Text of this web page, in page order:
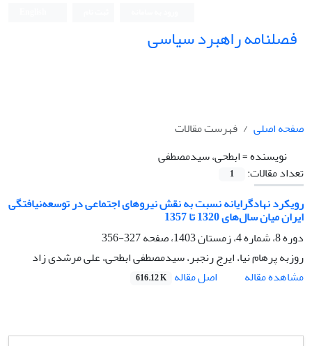
فصلنامه راهبرد سیاسی
صفحه اصلی
فهرست مقالات
نویسنده =ابطحی، سیدمصطفی
تعداد مقالات:
1
رویکرد نهادگرایانه نسبت به نقش نیروهای اجتماعی در توسعه‌نیافتگی
ایران میان سال‌های 1320 تا 1357
دوره 8، شماره 4، زمستان 1403، صفحه
327-356
روزبه پرهام نیا، ایرج رنجبر، سیدمصطفی ابطحی، علی مرشدی زاد
مشاهده مقاله
اصل مقاله 616.12 K